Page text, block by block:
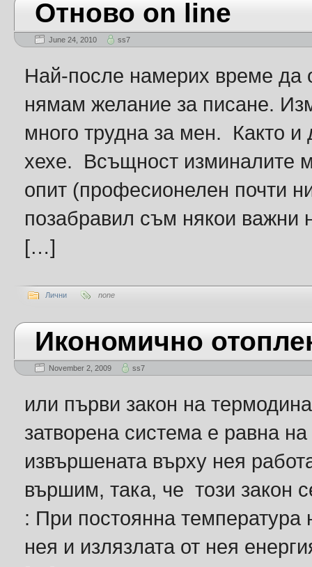
Отново on line
June 24, 2010 ss7
Най-после намерих време да
нямам желание за писане.
много трудна за мен. Както
хехе. Всъщност изминалите
опит (професионелен почти
позабравил съм някои
[…]
Лични none
Икономично
November 2, 2009 ss7
или първи закон на
затворена система е равна
извършената върху нея
вършим, така, че този закон
: При постоянна температура
нея и излязлата от нея